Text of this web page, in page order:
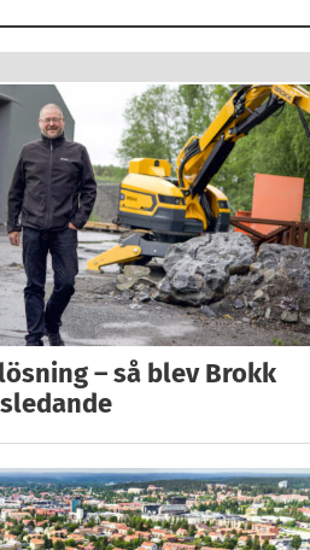
– så blev Brokk